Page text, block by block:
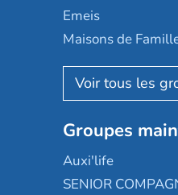
Domusvi
Happy Senior
Aquarelia
Nexity edenea
Les jardins
Occitalia
Appartseniors
Emeis
Maisons de
Korian
Emera
Groupe SOS
Le Noble Âge
Almage
Groupes
Auxi'life
SENIOR